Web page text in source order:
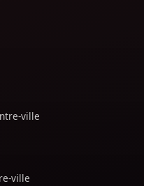
ville
ville